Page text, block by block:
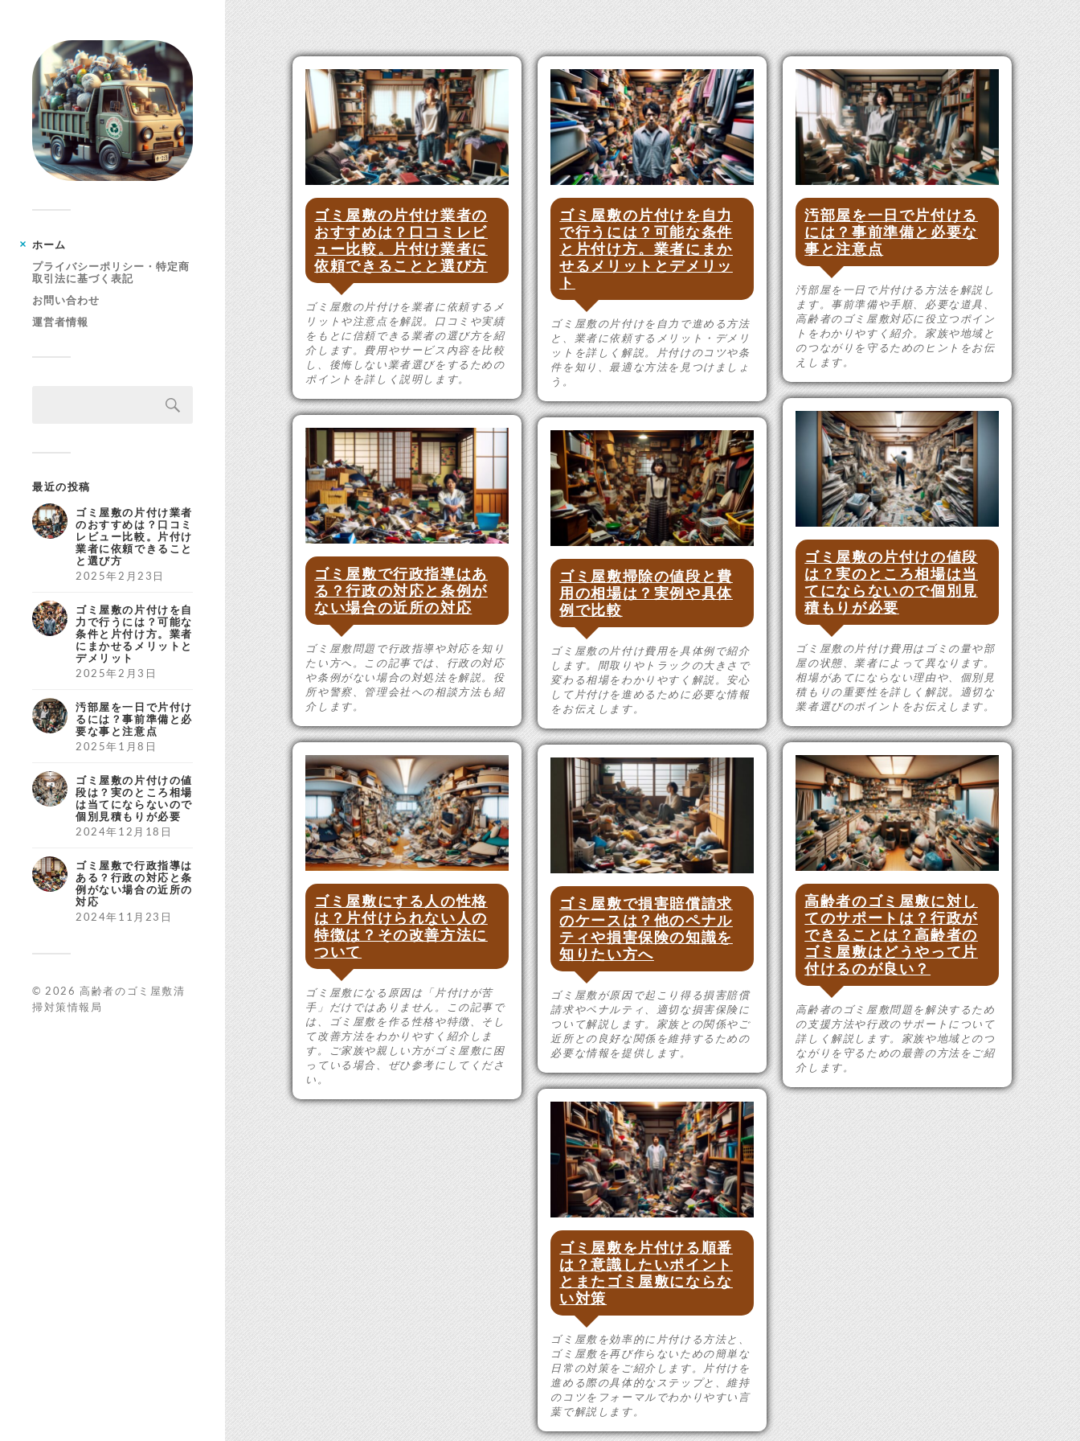
ホーム
プライバシーポリシー・特定商
取引法に基づく表記
お問い合わせ
運営者情報
最近の投稿
ゴミ屋敷の片付け業者
のおすすめは？口コミ
レビュー比較。片付け
業者に依頼できること
と選び方
2025年2月23日
ゴミ屋敷の片付けを自
力で行うには？可能な
条件と片付け方。業者
にまかせるメリットと
デメリット
2025年2月3日
汚部屋を一日で片付け
るには？事前準備と必
要な事と注意点
2025年1月8日
ゴミ屋敷の片付けの値
段は？実のところ相場
は当てにならないので
個別見積もりが必要
2024年12月18日
ゴミ屋敷で行政指導は
ある？行政の対応と条
例がない場合の近所の
対応
2024年11月23日
© 2026高齢者のゴミ屋敷清
掃対策情報局
ゴミ屋敷の片付け業者の
おすすめは？口コミレビ
ュー比較。片付け業者に
依頼できることと選び方
ゴミ屋敷の片付けを業者に依頼するメ
リットや注意点を解説。口コミや実績
をもとに信頼できる業者の選び方を紹
介します。費用やサービス内容を比較
し、後悔しない業者選びをするための
ポイントを詳しく説明します。
ゴミ屋敷の片付けを自力
で行うには？可能な条件
と片付け方。業者にまか
せるメリットとデメリッ
ト
ゴミ屋敷の片付けを自力で進める方法
と、業者に依頼するメリット・デメリ
ットを詳しく解説。片付けのコツや条
件を知り、最適な方法を見つけましょ
う。
汚部屋を一日で片付ける
には？事前準備と必要な
事と注意点
汚部屋を一日で片付ける方法を解説し
ます。事前準備や手順、必要な道具、
高齢者のゴミ屋敷対応に役立つポイン
トをわかりやすく紹介。家族や地域と
のつながりを守るためのヒントをお伝
えします。
ゴミ屋敷の片付けの値段
は？実のところ相場は当
てにならないので個別見
積もりが必要
ゴミ屋敷の片付け費用はゴミの量や部
屋の状態、業者によって異なります。
相場があてにならない理由や、個別見
積もりの重要性を詳しく解説。適切な
業者選びのポイントをお伝えします。
ゴミ屋敷で行政指導はあ
る？行政の対応と条例が
ない場合の近所の対応
ゴミ屋敷問題で行政指導や対応を知り
たい方へ。この記事では、行政の対応
や条例がない場合の対処法を解説。役
所や警察、管理会社への相談方法も紹
介します。
ゴミ屋敷掃除の値段と費
用の相場は？実例や具体
例で比較
ゴミ屋敷の片付け費用を具体例で紹介
します。間取りやトラックの大きさで
変わる相場をわかりやすく解説。安心
して片付けを進めるために必要な情報
をお伝えします。
ゴミ屋敷にする人の性格
は？片付けられない人の
特徴は？その改善方法に
ついて
ゴミ屋敷になる原因は「片付けが苦
手」だけではありません。この記事で
は、ゴミ屋敷を作る性格や特徴、そし
て改善方法をわかりやすく紹介しま
す。ご家族や親しい方がゴミ屋敷に困
っている場合、ぜひ参考にしてくださ
い。
高齢者のゴミ屋敷に対し
てのサポートは？行政が
できることは？高齢者の
ゴミ屋敷はどうやって片
付けるのが良い？
高齢者のゴミ屋敷問題を解決するため
の支援方法や行政のサポートについて
詳しく解説します。家族や地域とのつ
ながりを守るための最善の方法をご紹
介します。
ゴミ屋敷で損害賠償請求
のケースは？他のペナル
ティや損害保険の知識を
知りたい方へ
ゴミ屋敷が原因で起こり得る損害賠償
請求やペナルティ、適切な損害保険に
ついて解説します。家族との関係やご
近所との良好な関係を維持するための
必要な情報を提供します。
ゴミ屋敷を片付ける順番
は？意識したいポイント
とまたゴミ屋敷にならな
い対策
ゴミ屋敷を効率的に片付ける方法と、
ゴミ屋敷を再び作らないための簡単な
日常の対策をご紹介します。片付けを
進める際の具体的なステップと、維持
のコツをフォーマルでわかりやすい言
葉で解説します。